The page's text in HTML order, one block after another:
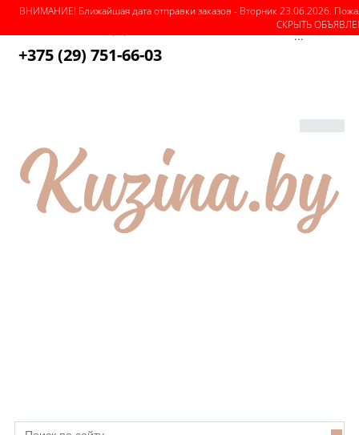
Доставка ...
+375 (29) 751-66-03
ВНИМАНИЕ! Ближайшая дата отправки заказов - Вторник 23.06.2026.
СКРЫТЬ